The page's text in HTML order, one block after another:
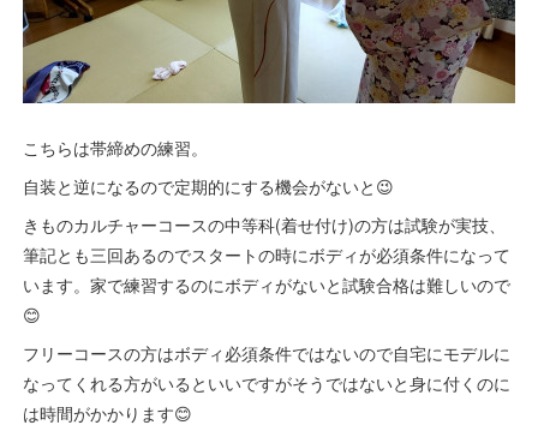
こちらは帯締めの練習。
自装と逆になるので定期的にする機会がないと😉
きものカルチャーコースの中等科(着せ付け)の方は試験が実技、
筆記とも三回あるのでスタートの時にボディが必須条件になって
います。家で練習するのにボディがないと試験合格は難しいので
😊
フリーコースの方はボディ必須条件ではないので自宅にモデルに
なってくれる方がいるといいですがそうではないと身に付くのに
は時間がかかります😊